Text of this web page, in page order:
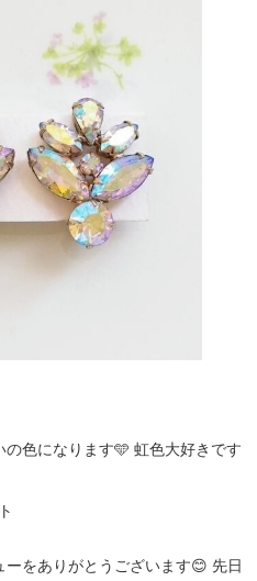
色になります🩵 虹色大好きです
をありがとうございます😊 先日